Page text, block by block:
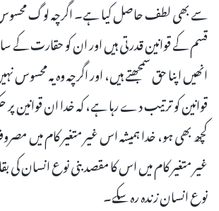
سے بھی لطف حاصل کیا ہے۔ اگرچہ لوگ
قسم کے قوانین قدرتی ہیں اور ان کو حقارت کے
انھیں اپنا حق سمجھتے ہیں، اور اگرچہ وہ یہ محسوس
قوانین کو ترتیب دے رہا ہے، کہ خدا ان قوانین پر
کچھ بھی ہو، خدا ہمیشہ اس غیر متغیر کام
غیر متغیر کام میں اس کا مقصد بنی نوع انسان کی
نوع انسان زندہ رہ سکے۔